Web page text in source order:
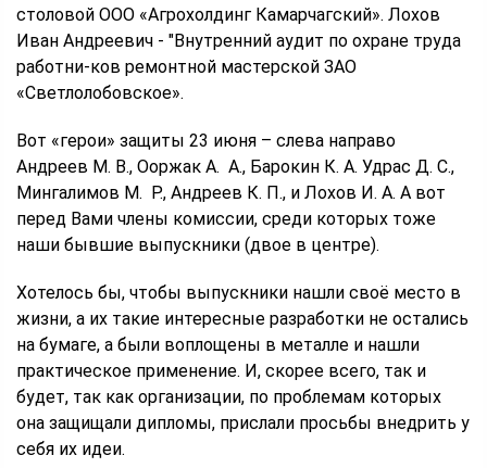
столовой ООО «Агрохолдинг Камарчагский». Лохов
Иван Андреевич - "Внутренний аудит по охране труда
работни-ков ремонтной мастерской ЗАО
«Светлолобовское».
Вот «герои» защиты 23 июня – слева направо
Андреев М. В., Ооржак А. А., Барокин К. А. Удрас Д. С.,
Мингалимов М. Р., Андреев К. П., и Лохов И. А. А вот
перед Вами члены комиссии, среди которых тоже
наши бывшие выпускники (двое в центре).
Хотелось бы, чтобы выпускники нашли своё место в
жизни, а их такие интересные разработки не остались
на бумаге, а были воплощены в металле и нашли
практическое применение. И, скорее всего, так и
будет, так как организации, по проблемам которых
она защищали дипломы, прислали просьбы внедрить у
себя их идеи.